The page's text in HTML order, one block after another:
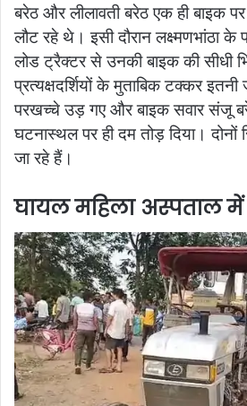
बरेठ और लीलावती बरेठ एक ही बाइक
लौट रहे थे। इसी दौरान लक्ष्मणभांठा
लोड ट्रैक्टर से उनकी बाइक की सीधी
प्रत्यक्षदर्शियों के मुताबिक टक्कर
परखच्चे उड़ गए और बाइक सवार संजू
घटनास्थल पर ही दम तोड़ दिया। दोनों
जा रहे हैं।
घायल महिला अस्पताल में